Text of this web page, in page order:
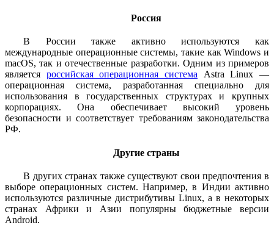
Россия
В России также активно используются как
международные операционные системы, такие как Windows и
macOS, так и отечественные разработки. Одним из примеров
является российская операционная система Astra Linux —
операционная система, разработанная специально для
использования в государственных структурах и крупных
корпорациях. Она обеспечивает высокий уровень
безопасности и соответствует требованиям законодательства
РФ.
Другие страны
В других странах также существуют свои предпочтения в
выборе операционных систем. Например, в Индии активно
используются различные дистрибутивы Linux, а в некоторых
странах Африки и Азии популярны бюджетные версии
Android.